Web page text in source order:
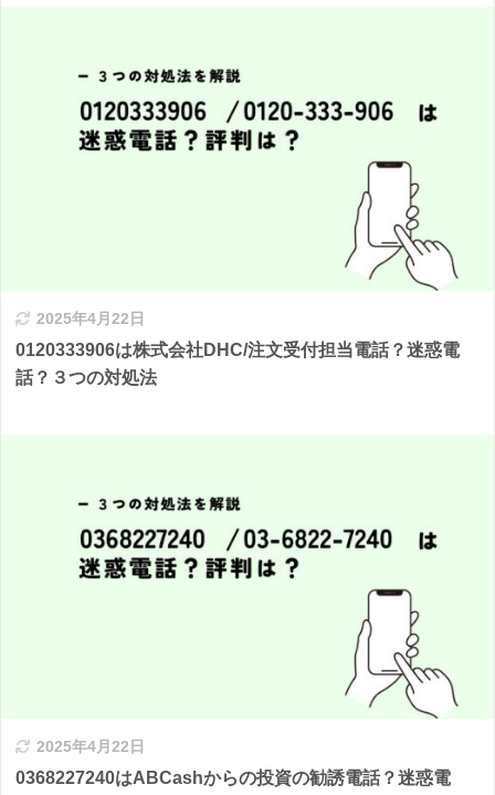
2025年4月22日
0120333906は株式会社DHC/注文受付担当電話？迷惑電
話？３つの対処法
2025年4月22日
0368227240はABCashからの投資の勧誘電話？迷惑電